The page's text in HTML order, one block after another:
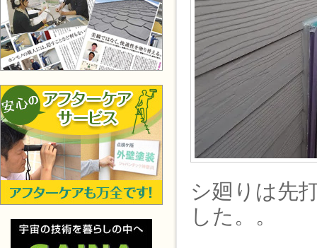
シ廻りは先
した。。